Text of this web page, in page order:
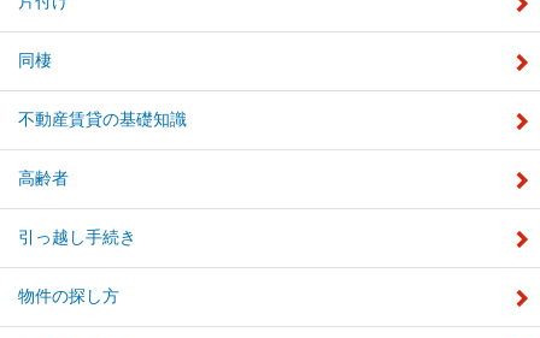
同棲
不動産賃貸の基礎知識
高齢者
引っ越し手続き
物件の探し方